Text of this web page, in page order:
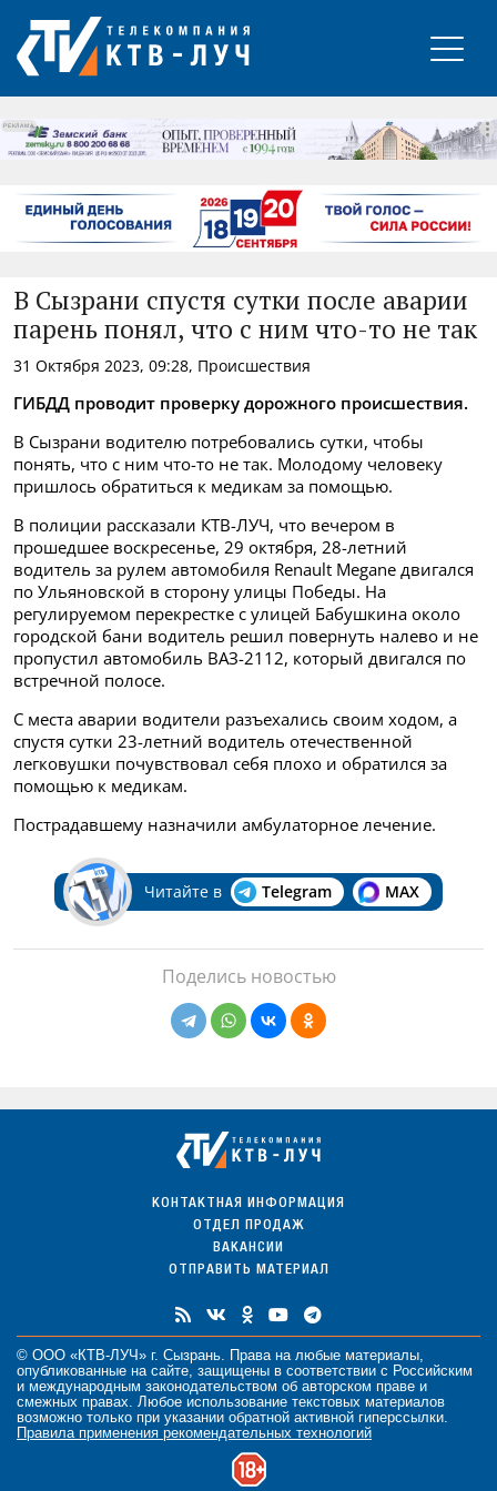
РЕКЛАМА
В Сызрани спустя сутки после аварии
парень понял, что с ним что-то не так
31 Октября 2023, 09:28, Происшествия
ГИБДД проводит проверку дорожного происшествия.
В Сызрани водителю потребовались сутки, чтобы
понять, что с ним что-то не так. Молодому человеку
пришлось обратиться к медикам за помощью.
В полиции рассказали КТВ-ЛУЧ, что вечером в
прошедшее воскресенье, 29 октября, 28-летний
водитель за рулем автомобиля Renault Megane двигался
по Ульяновской в сторону улицы Победы. На
регулируемом перекрестке с улицей Бабушкина около
городской бани водитель решил повернуть налево и не
пропустил автомобиль ВАЗ-2112, который двигался по
встречной полосе.
С места аварии водители разъехались своим ходом, а
спустя сутки 23-летний водитель отечественной
легковушки почувствовал себя плохо и обратился за
помощью к медикам.
Пострадавшему назначили амбулаторное лечение.
Читайте в Telegram MAX
Поделись новостью
КОНТАКТНАЯ ИНФОРМАЦИЯ
ОТДЕЛ ПРОДАЖ
ВАКАНСИИ
ОТПРАВИТЬ МАТЕРИАЛ
© ООО «КТВ-ЛУЧ» г. Сызрань. Права на любые материалы
опубликованные на сайте, защищены в соответствии с Российским
и международным законодательством об авторском праве и
смежных правах. Любое использование текстовых материалов
возможно только при указании обратной активной гиперссылки.
Правила применения рекомендательных технологий